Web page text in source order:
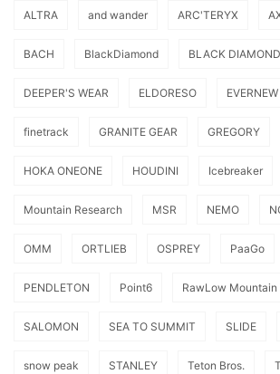
ALTRA and wander ARC'TERYX
BACH BlackDiamond BLACK DIAMOND
DEEPER'S WEAR ELDORESO EVERNEW
finetrack GRANITE GEAR GREGORY
HOKA ONEONE HOUDINI Icebreaker
Mountain Research MSR NEMO
OMM ORTLIEB OSPREY PaaGo
PENDLETON Point6 RawLow Mountain
SALOMON SEA TO SUMMIT SLIDE
snow peak STANLEY Teton Bros.